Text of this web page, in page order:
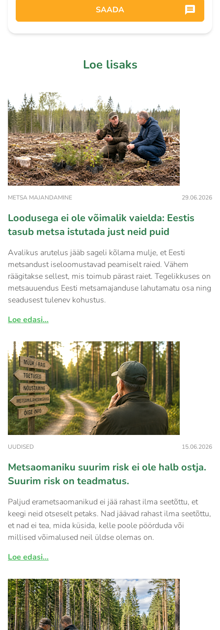
SAADA
Loe lisaks
METSA MAJANDAMINE 29.06.2026
Loodusega ei ole võimalik vaielda: Eestis
tasub metsa istutada just neid puid
Avalikus arutelus jääb sageli kõlama mulje, et Eesti
metsandust iseloomustavad peamiselt raied. Vähem
räägitakse sellest, mis toimub pärast raiet. Tegelikkuses on
metsauuendus Eesti metsamajanduse lahutamatu osa ning
seadusest tulenev kohustus.
Loe edasi...
UUDISED 15.06.2026
Metsaomaniku suurim risk ei ole halb ostja.
Suurim risk on teadmatus.
Paljud erametsaomanikud ei jää rahast ilma seetõttu, et
keegi neid otseselt petaks. Nad jäävad rahast ilma seetõttu,
et nad ei tea, mida küsida, kelle poole pöörduda või
millised võimalused neil üldse olemas on.
Loe edasi...